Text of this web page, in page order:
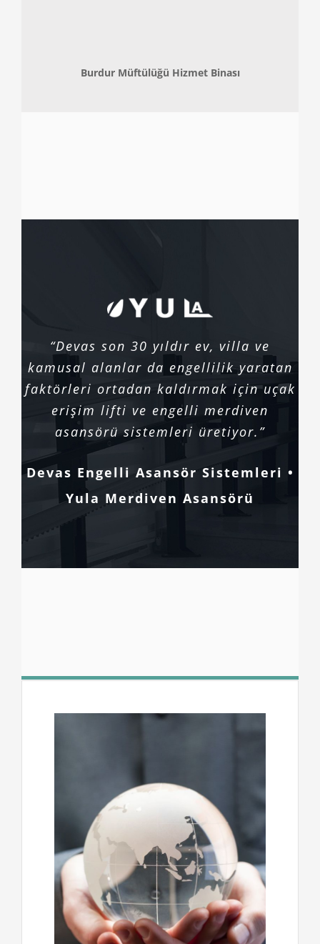
Burdur Müftülüğü Hizmet Binası
“Devas son 30 yıldır ev, villa ve
kamusal alanlar da engellilik yaratan
faktörleri ortadan kaldırmak için uçak
erişim lifti ve engelli merdiven
asansörü sistemleri üretiyor.”
Devas Engelli Asansör Sistemleri •
Yula Merdiven Asansörü